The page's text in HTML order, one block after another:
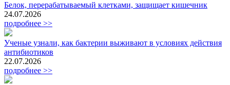
Белок, перерабатываемый клетками, защищает кишечник
24.07.2026
подробнее >>
Ученые узнали, как бактерии выживают в условиях действия
антибиотиков
22.07.2026
подробнее >>